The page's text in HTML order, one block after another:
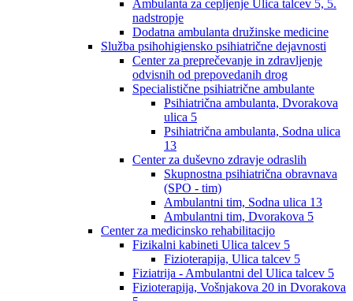
Ambulanta za cepljenje Ulica talcev 5, 5.
nadstropje
Dodatna ambulanta družinske medicine
Služba psihohigiensko psihiatrične dejavnosti
Center za preprečevanje in zdravljenje
odvisnih od prepovedanih drog
Specialistične psihiatrične ambulante
Psihiatrična ambulanta, Dvorakova
ulica 5
Psihiatrična ambulanta, Sodna ulica
13
Center za duševno zdravje odraslih
Skupnostna psihiatrična obravnava
(SPO - tim)
Ambulantni tim, Sodna ulica 13
Ambulantni tim, Dvorakova 5
Center za medicinsko rehabilitacijo
Fizikalni kabineti Ulica talcev 5
Fizioterapija, Ulica talcev 5
Fiziatrija - Ambulantni del Ulica talcev 5
Fizioterapija, Vošnjakova 20 in Dvorakova